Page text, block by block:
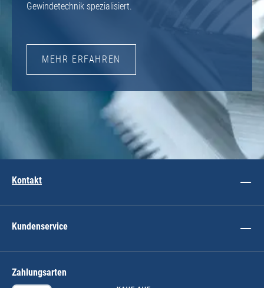
Gewindetechnik spezialisiert.
MEHR ERFAHREN
Kontakt
Kundenservice
Zahlungsarten